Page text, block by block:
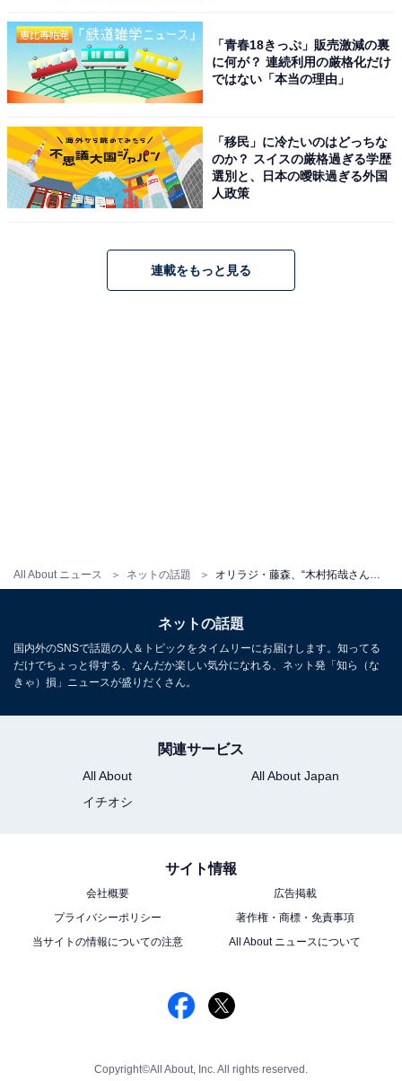
All About ニュース ネットの話題 オリラジ・藤森、“木村拓哉さんみたいな”イケメンコーデを披露！ 「奥様が羨ましい」「カッコイイ」
「青春18きっぷ」販売激減の裏
に何が？ 連続利用の厳格化だけ
ではない「本当の理由」
「移民」に冷たいのはどっちな
のか？ スイスの厳格過ぎる学歴
選別と、日本の曖昧過ぎる外国
人政策
連載をもっと見る
ネットの話題
国内外のSNSで話題の人＆トピックをタイムリーにお届けします。知ってる
だけでちょっと得する、なんだか楽しい気分になれる、ネット発「知ら（な
きゃ）損」ニュースが盛りだくさん。
関連サービス
All About
All About Japan
イチオシ
サイト情報
会社概要
広告掲載
プライバシーポリシー
著作権・商標・免責事項
当サイトの情報についての注意
All About ニュースについて
Copyright©All About, Inc. All rights reserved.